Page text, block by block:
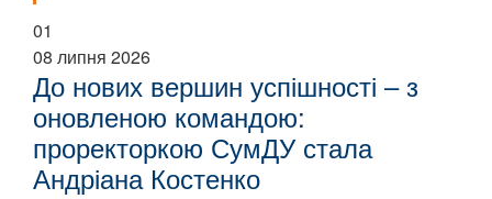
01
08 липня 2026
До нових вершин успішності – з
оновленою командою:
проректоркою СумДУ стала
Андріана Костенко